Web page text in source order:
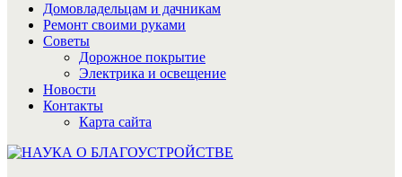
Домовладельцам и дачникам
Ремонт своими руками
Советы
Дорожное покрытие
Электрика и освещение
Новости
Контакты
Карта сайта